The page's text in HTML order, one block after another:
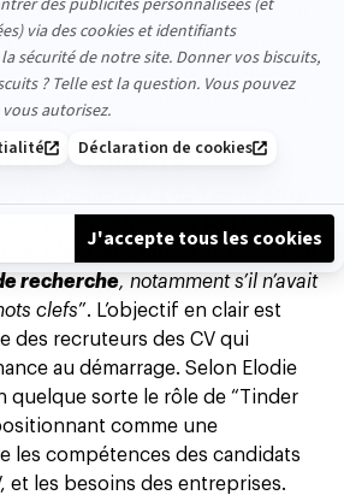
un accompagnement par
CV. Le candidat raconte son
métier, exprime ses traits de
lui concocte un CV parfaitement
des talents ?
alors qu’il aurait pu passer au
recherche, notamment s’il n’avait
clefs”. L’objectif en clair est
des recruteurs des CV qui
au démarrage. Selon Elodie
quelque sorte le rôle de “Tinder
comme une
les compétences des candidats
et les besoins des entreprises.